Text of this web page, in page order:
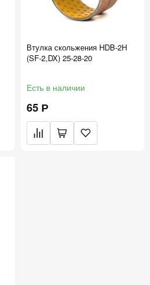
Втулка скольжения HDB-2H
(SF-2,DX) 25-28-20
Есть в наличии
65 Р